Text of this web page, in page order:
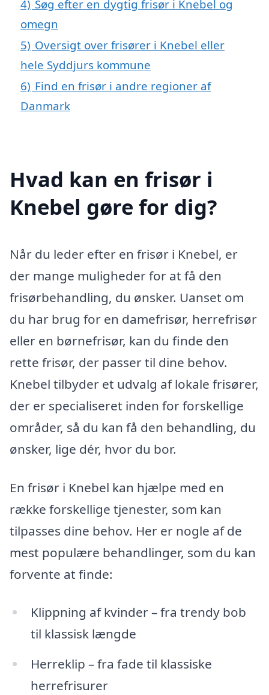
4) Søg efter en dygtig frisør i Knebel og
omegn
5) Oversigt over frisører i Knebel eller
hele Syddjurs kommune
6) Find en frisør i andre regioner af
Danmark
Hvad kan en frisør i
Knebel gøre for dig?
Når du leder efter en frisør i Knebel, er
der mange muligheder for at få den
frisørbehandling, du ønsker. Uanset om
du har brug for en damefrisør, herrefrisør
eller en børnefrisør, kan du finde den
rette frisør, der passer til dine behov.
Knebel tilbyder et udvalg af lokale frisører,
der er specialiseret inden for forskellige
områder, så du kan få den behandling, du
ønsker, lige dér, hvor du bor.
En frisør i Knebel kan hjælpe med en
række forskellige tjenester, som kan
tilpasses dine behov. Her er nogle af de
mest populære behandlinger, som du kan
forvente at finde:
Klippning af kvinder – fra trendy bob
til klassisk længde
Herreklip – fra fade til klassiske
herrefrisurer